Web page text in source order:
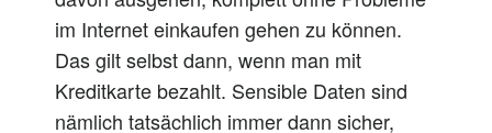
im Internet einkaufen gehen zu können.
Das gilt selbst dann, wenn man mit
Kreditkarte bezahlt. Sensible Daten sind
nämlich tatsächlich immer dann sicher,